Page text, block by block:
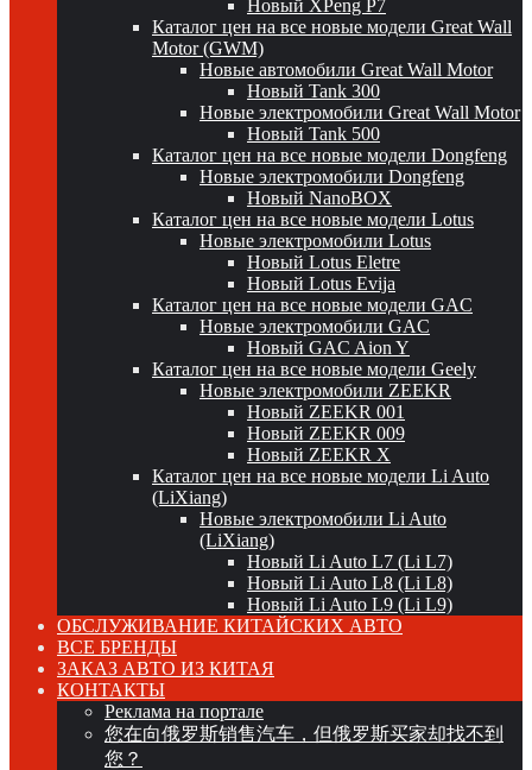
Новый XPeng P7
Каталог цен на все новые модели Great Wall
Motor (GWM)
Новые автомобили Great Wall Motor
Новый Tank 300
Новые электромобили Great Wall Motor
Новый Tank 500
Каталог цен на все новые модели Dongfeng
Новые электромобили Dongfeng
Новый NanoBOX
Каталог цен на все новые модели Lotus
Новые электромобили Lotus
Новый Lotus Eletre
Новый Lotus Evija
Каталог цен на все новые модели GAC
Новые электромобили GAC
Новый GAC Aion Y
Каталог цен на все новые модели Geely
Новые электромобили ZEEKR
Новый ZEEKR 001
Новый ZEEKR 009
Новый ZEEKR X
Каталог цен на все новые модели Li Auto
(LiXiang)
Новые электромобили Li Auto
(LiXiang)
Новый Li Auto L7 (Li L7)
Новый Li Auto L8 (Li L8)
Новый Li Auto L9 (Li L9)
ОБСЛУЖИВАНИЕ КИТАЙСКИХ АВТО
ВСЕ БРЕНДЫ
ЗАКАЗ АВТО ИЗ КИТАЯ
КОНТАКТЫ
Реклама на портале
您在向俄罗斯销售汽车，但俄罗斯买家却找不到
您？